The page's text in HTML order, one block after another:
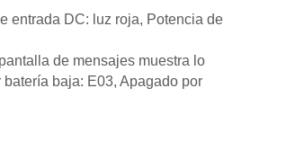
entrada DC: luz roja, Potencia de
de mensajes muestra lo
baja: E03, Apagado por